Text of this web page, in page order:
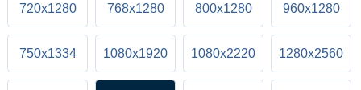
720x1280 768x1280 800x1280 960x1280
750x1334 1080x1920 1080x2220 1280x2560